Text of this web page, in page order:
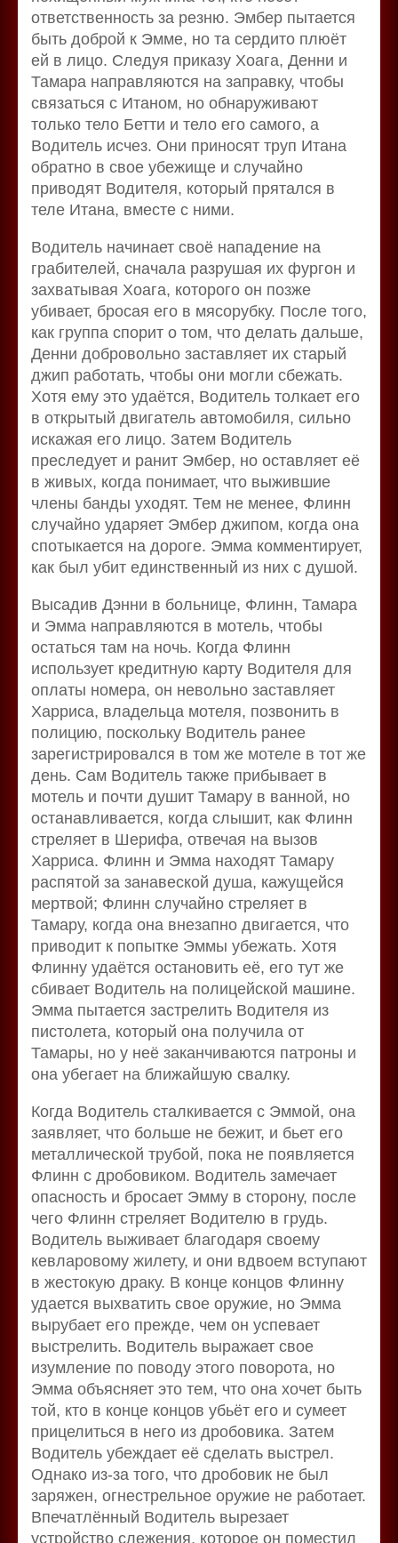
ответственность за резню. Эмбер пытается
быть доброй к Эмме, но та сердито плюёт
ей в лицо. Следуя приказу Хоага, Денни и
Тамара направляются на заправку, чтобы
связаться с Итаном, но обнаруживают
только тело Бетти и тело его самого, а
Водитель исчез. Они приносят труп Итана
обратно в свое убежище и случайно
приводят Водителя, который прятался в
теле Итана, вместе с ними.
Водитель начинает своё нападение на
грабителей, сначала разрушая их фургон и
захватывая Хоага, которого он позже
убивает, бросая его в мясорубку. После того,
как группа спорит о том, что делать дальше,
Денни добровольно заставляет их старый
джип работать, чтобы они могли сбежать.
Хотя ему это удаётся, Водитель толкает его
в открытый двигатель автомобиля, сильно
искажая его лицо. Затем Водитель
преследует и ранит Эмбер, но оставляет её
в живых, когда понимает, что выжившие
члены банды уходят. Тем не менее, Флинн
случайно ударяет Эмбер джипом, когда она
спотыкается на дороге. Эмма комментирует,
как был убит единственный из них с душой.
Высадив Дэнни в больнице, Флинн, Тамара
и Эмма направляются в мотель, чтобы
остаться там на ночь. Когда Флинн
использует кредитную карту Водителя для
оплаты номера, он невольно заставляет
Харриса, владельца мотеля, позвонить в
полицию, поскольку Водитель ранее
зарегистрировался в том же мотеле в тот же
день. Сам Водитель также прибывает в
мотель и почти душит Тамару в ванной, но
останавливается, когда слышит, как Флинн
стреляет в Шерифа, отвечая на вызов
Харриса. Флинн и Эмма находят Тамару
распятой за занавеской душа, кажущейся
мертвой; Флинн случайно стреляет в
Тамару, когда она внезапно двигается, что
приводит к попытке Эммы убежать. Хотя
Флинну удаётся остановить её, его тут же
сбивает Водитель на полицейской машине.
Эмма пытается застрелить Водителя из
пистолета, который она получила от
Тамары, но у неё заканчиваются патроны и
она убегает на ближайшую свалку.
Когда Водитель сталкивается с Эммой, она
заявляет, что больше не бежит, и бьет его
металлической трубой, пока не появляется
Флинн с дробовиком. Водитель замечает
опасность и бросает Эмму в сторону, после
чего Флинн стреляет Водителю в грудь.
Водитель выживает благодаря своему
кевларовому жилету, и они вдвоем вступают
в жестокую драку. В конце концов Флинну
удается выхватить свое оружие, но Эмма
вырубает его прежде, чем он успевает
выстрелить. Водитель выражает свое
изумление по поводу этого поворота, но
Эмма объясняет это тем, что она хочет быть
той, кто в конце концов убьёт его и сумеет
прицелиться в него из дробовика. Затем
Водитель убеждает её сделать выстрел.
Однако из-за того, что дробовик не был
заряжен, огнестрельное оружие не работает.
Впечатлённый Водитель вырезает
устройство слежения, которое он поместил